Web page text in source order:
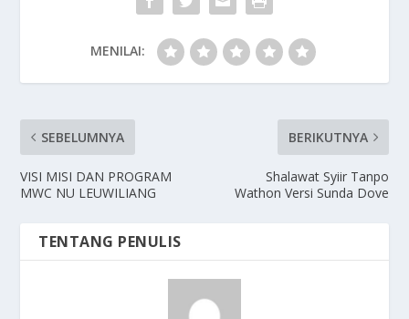
MENILAI:
SEBELUMNYA
VISI MISI DAN PROGRAM
MWC NU LEUWILIANG
BERIKUTNYA
Shalawat Syiir Tanpo
Wathon Versi Sunda Dove
TENTANG PENULIS